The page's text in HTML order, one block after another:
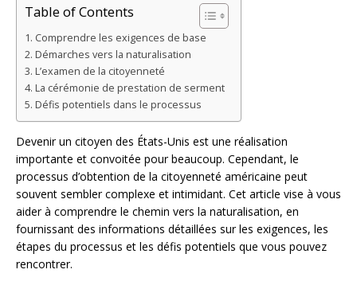
Table of Contents
Comprendre les exigences de base
Démarches vers la naturalisation
L’examen de la citoyenneté
La cérémonie de prestation de serment
Défis potentiels dans le processus
Devenir un citoyen des États-Unis est une réalisation
importante et convoitée pour beaucoup. Cependant, le
processus d’obtention de la citoyenneté américaine peut
souvent sembler complexe et intimidant. Cet article vise à vous
aider à comprendre le chemin vers la naturalisation, en
fournissant des informations détaillées sur les exigences, les
étapes du processus et les défis potentiels que vous pouvez
rencontrer.